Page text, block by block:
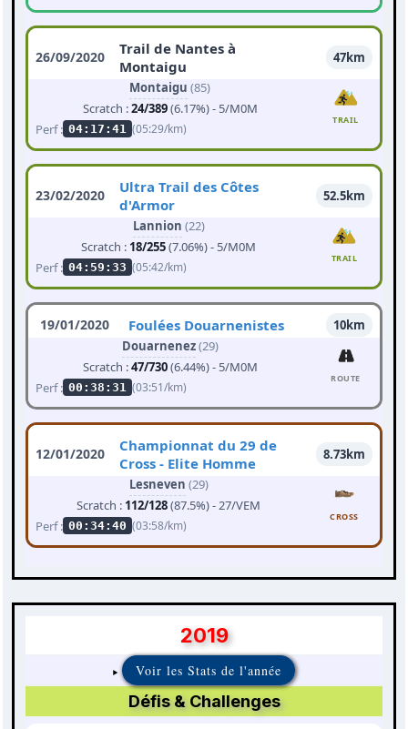
26/09/2020
Trail de Nantes à
Montaigu
47km
Montaigu (85)
Scratch :24/389(6.17%) - 5/M0M
Perf : 04:17:41 (05:29/km)
TRAIL
23/02/2020
Ultra Trail des Côtes
d'Armor
52.5km
Lannion (22)
Scratch : 18/255(7.06%) - 5/M0M
Perf : 04:59:33 (05:42/km)
TRAIL
19/01/2020 Foulées Douarnenistes
10km
Douarnenez(29)
Scratch :47/730(6.44%) - 5/M0M
Perf : 00:38:31 (03:51/km)
ROUTE
12/01/2020
Championnat du 29 de
Cross - Elite Homme
8.73km
Lesneven (29)
Scratch : 112/128(87.5%) - 27/VEM
Perf : 00:34:40 (03:58/km)
CROSS
2019
Voir les Stats de l'année
Défis & Challenges